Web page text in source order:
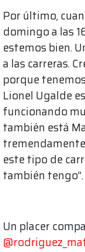
Por último,
domingo a las
estemos bien.
a las carreras.
porque
Lionel Ugalde
funcionando
también está
este tipo de
también tengo”.
Un placer